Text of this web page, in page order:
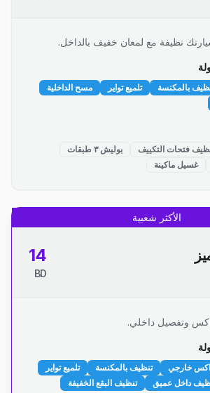
نظيفة مع لمعان خفيف بالداخل.
بالمكنسة تلميع تواير
مسح الداخلية
فتحات التكييف
بوليش ٣ طبقات
غسيل ماكينة
الأكثر شعبية
14
BD
وتفصيل داخلي.
خارجي تنظيف بالمكنسة
تلميع تواير
داخل عميق تنظيف البقع الخفيفة